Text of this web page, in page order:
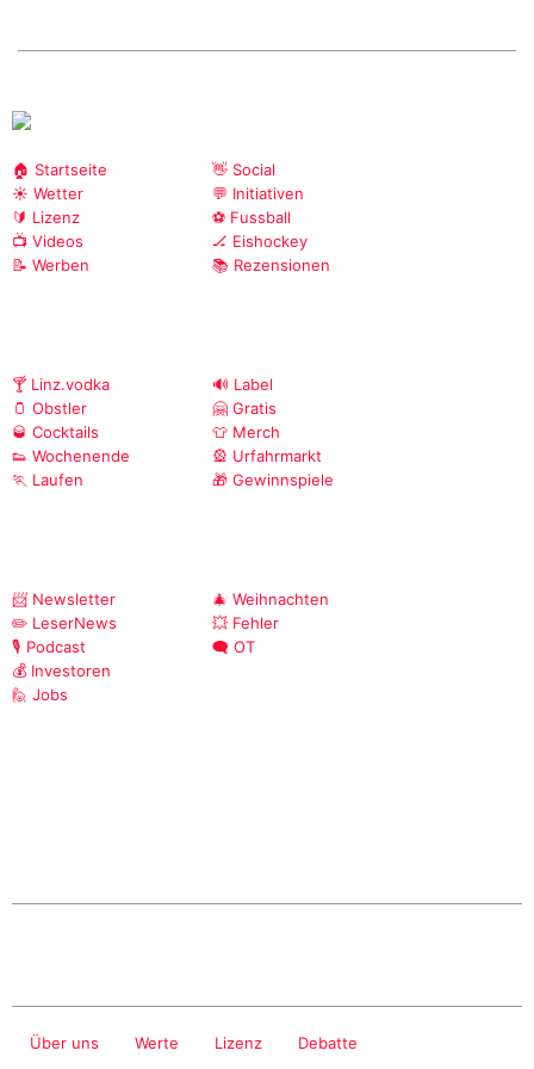
🏠 Startseite
☀️ Wetter
🔰 Lizenz
📺 Videos
📝 Werben
👋 Social
💬 Initiativen
⚽ Fussball
🏒 Eishockey
📚 Rezensionen
🍸 Linz.vodka
🫙 Obstler
🥃 Cocktails
👟 Wochenende
🏃 Laufen
🔊 Label
🤗 Gratis
👕 Merch
🎡 Urfahrmarkt
🎁 Gewinnspiele
📨 Newsletter
✏️ LeserNews
🎙️ Podcast
💰 Investoren
🙋 Jobs
🎄 Weihnachten
💥 Fehler
🗨️ OT
Über uns Werte Lizenz Debatte